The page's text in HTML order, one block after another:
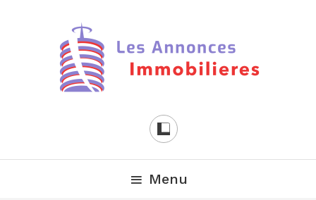
Les Annonces
Immobilières
Menu